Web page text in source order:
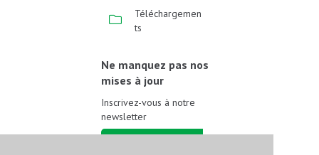
Téléchargemen
ts
Ne manquez pas nos
mises à jour
Inscrivez-vous à notre
newsletter